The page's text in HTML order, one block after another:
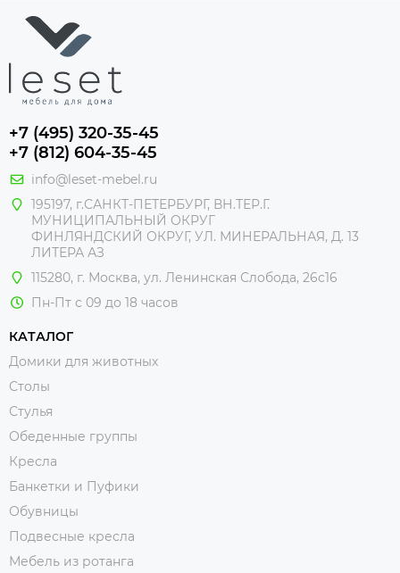
+7 (495) 320-35-45
+7 (812) 604-35-45
info@leset-mebel.ru
195197, г.САНКТ-ПЕТЕРБУРГ, ВН.ТЕР.Г.
МУНИЦИПАЛЬНЫЙ ОКРУГ
ФИНЛЯНДСКИЙ ОКРУГ, УЛ. МИНЕРАЛЬНАЯ, Д. 13
ЛИТЕРА АЗ
115280, г. Москва, ул. Ленинская Слобода, 26с16
Пн-Пт с 09 до 18 часов
КАТАЛОГ
Домики для животных
Столы
Стулья
Обеденные группы
Кресла
Банкетки и Пуфики
Обувницы
Подвесные кресла
Мебель из ротанга